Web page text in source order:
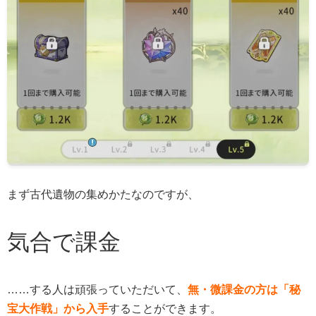
まず古代遺物の集めかたなのですが、
気合で課金
……する人は頑張っていただいて、 無・微課金の方は「秘
宝大作戦」から入手することができます。